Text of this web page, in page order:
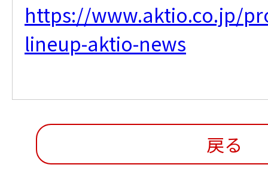
https://www.aktio.co.jp/
lineup-aktio-news
戻る